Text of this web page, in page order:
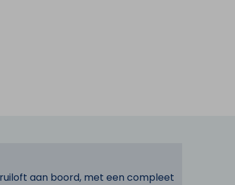
aan boord, met een compleet